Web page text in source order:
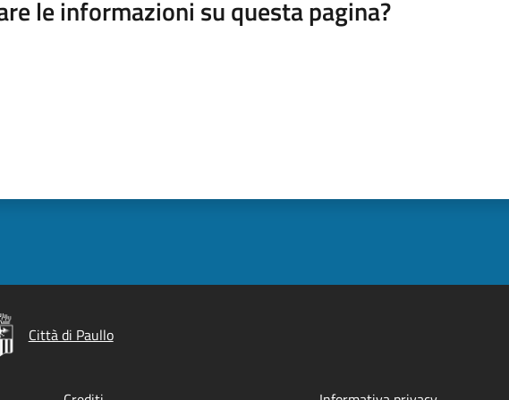
le informazioni su questa pagina?
Città di Paullo